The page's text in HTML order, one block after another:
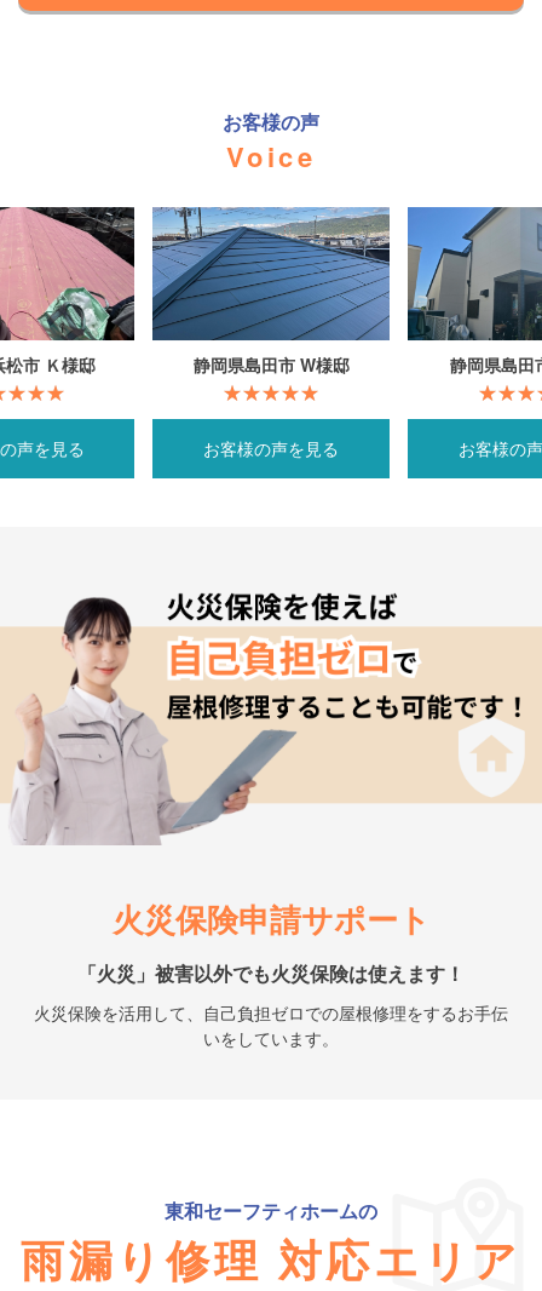
お客様の声
Voice
松市 Ｋ様邸
声を見る
静岡県島田市 W様邸
お客様の声を見る
静岡県島田
お客様の
火災保険申請サポート
「火災」被害以外でも火災保険は使えます！
火災保険を活用して、自己負担ゼロでの屋根修理をするお手伝
いをしています。
東和セーフティホームの
雨漏り修理 対応エリア